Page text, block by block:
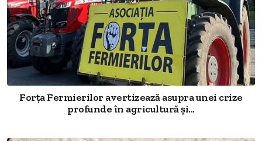
Forța Fermierilor avertizează asupra unei crize
profunde în agricultură și...